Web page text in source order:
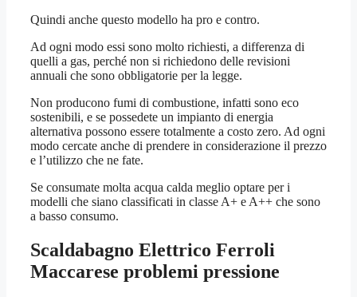
Quindi anche questo modello ha pro e contro.
Ad ogni modo essi sono molto richiesti, a differenza di
quelli a gas, perché non si richiedono delle revisioni
annuali che sono obbligatorie per la legge.
Non producono fumi di combustione, infatti sono eco
sostenibili, e se possedete un impianto di energia
alternativa possono essere totalmente a costo zero. Ad ogni
modo cercate anche di prendere in considerazione il prezzo
e l’utilizzo che ne fate.
Se consumate molta acqua calda meglio optare per i
modelli che siano classificati in classe A+ e A++ che sono
a basso consumo.
Scaldabagno Elettrico Ferroli
Maccarese problemi pressione